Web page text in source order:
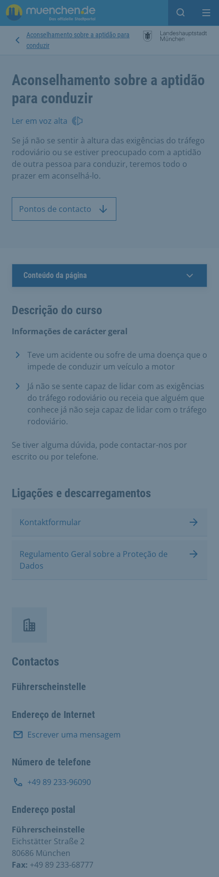
Open
Aconselhamento sobre a aptidão para
conduzir
Aconselhamento sobre a aptidão
para conduzir
Ler em voz alta
Se já não se sentir à altura das exigências do tráfego
rodoviário ou se estiver preocupado com a aptidão
de outra pessoa para conduzir, teremos todo o
prazer em aconselhá-lo.
Pontos de contacto
Conteúdo da página
Descrição do curso
Informações de carácter geral
Teve um acidente ou sofre de uma doença que o
impede de conduzir um veículo a motor
Já não se sente capaz de lidar com as exigências
do tráfego rodoviário ou receia que alguém que
conhece já não seja capaz de lidar com o tráfego
rodoviário.
Se tiver alguma dúvida, pode contactar-nos por
escrito ou por telefone.
Ligações e descarregamentos
Kontaktformular
Regulamento Geral sobre a Proteção de
Dados
Contactos
Führerscheinstelle
Endereço de Internet
Escrever uma mensagem
Número de telefone
+49 89 233-96090
Endereço postal
Führerscheinstelle
Eichstätter Straße 2
80686 München
Fax: +49 89 233-68777